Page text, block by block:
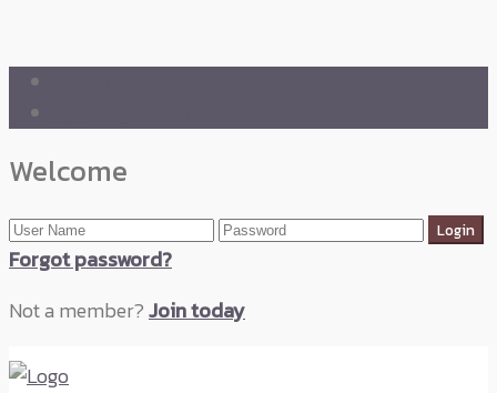
Welcome
Forgot password?
Not a member?Join today